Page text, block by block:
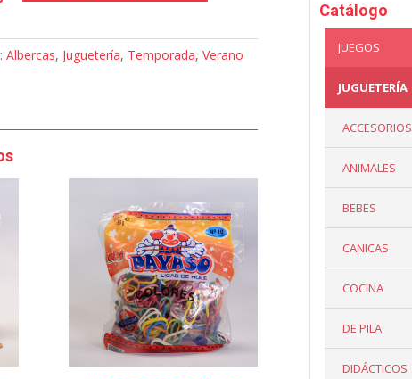
Albercas, Juguetería, Temporada, Verano
Catálogo
JUEGOS
JUGUETERÍA
ACCESORIOS
ANIMALES
BEBES
CANICAS
COCINA
DE PILA
DIDÁCTICOS